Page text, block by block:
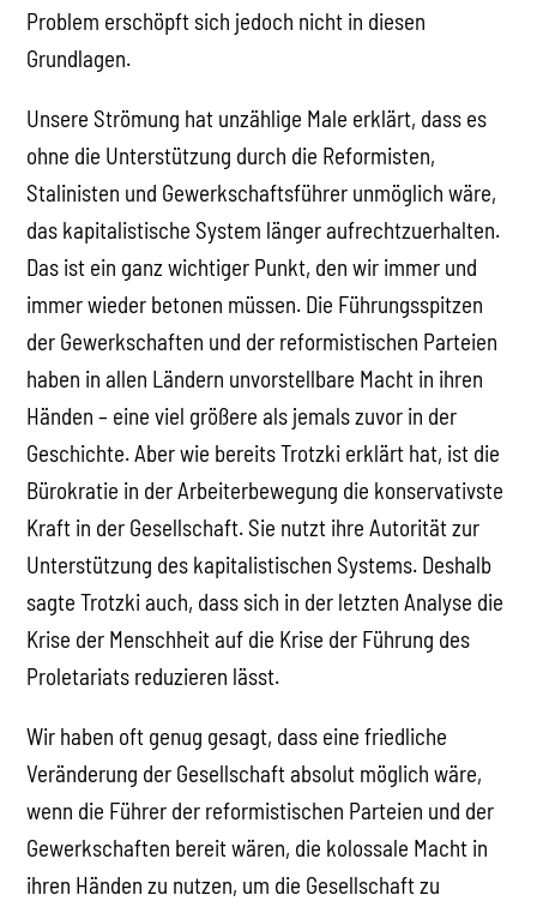
Problem erschöpft sich jedoch nicht in diesen
Grundlagen.
Unsere Strömung hat unzählige Male erklärt, dass es
ohne die Unterstützung durch die Reformisten,
Stalinisten und Gewerkschaftsführer unmöglich wäre,
das kapitalistische System länger aufrechtzuerhalten.
Das ist ein ganz wichtiger Punkt, den wir immer und
immer wieder betonen müssen. Die Führungsspitzen
der Gewerkschaften und der reformistischen Parteien
haben in allen Ländern unvorstellbare Macht in ihren
Händen – eine viel größere als jemals zuvor in der
Geschichte. Aber wie bereits Trotzki erklärt hat, ist die
Bürokratie in der Arbeiterbewegung die konservativste
Kraft in der Gesellschaft. Sie nutzt ihre Autorität zur
Unterstützung des kapitalistischen Systems. Deshalb
sagte Trotzki auch, dass sich in der letzten Analyse die
Krise der Menschheit auf die Krise der Führung des
Proletariats reduzieren lässt.
Wir haben oft genug gesagt, dass eine friedliche
Veränderung der Gesellschaft absolut möglich wäre,
wenn die Führer der reformistischen Parteien und der
Gewerkschaften bereit wären, die kolossale Macht in
ihren Händen zu nutzen, um die Gesellschaft zu